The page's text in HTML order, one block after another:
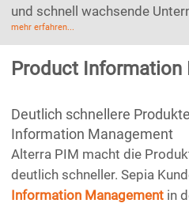
und schnell wachsende
mehr erfahren...
Product Information
Deutlich schnellere
Information Management
Alterra PIM macht die
deutlich schneller. Sepia
Information Management in